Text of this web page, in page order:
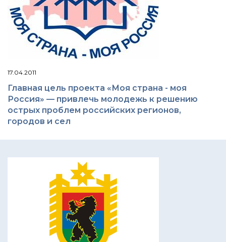
17.04.2011
Главная цель проекта «Моя страна - моя
Россия» — привлечь молодежь к решению
острых проблем российских регионов,
городов и сел